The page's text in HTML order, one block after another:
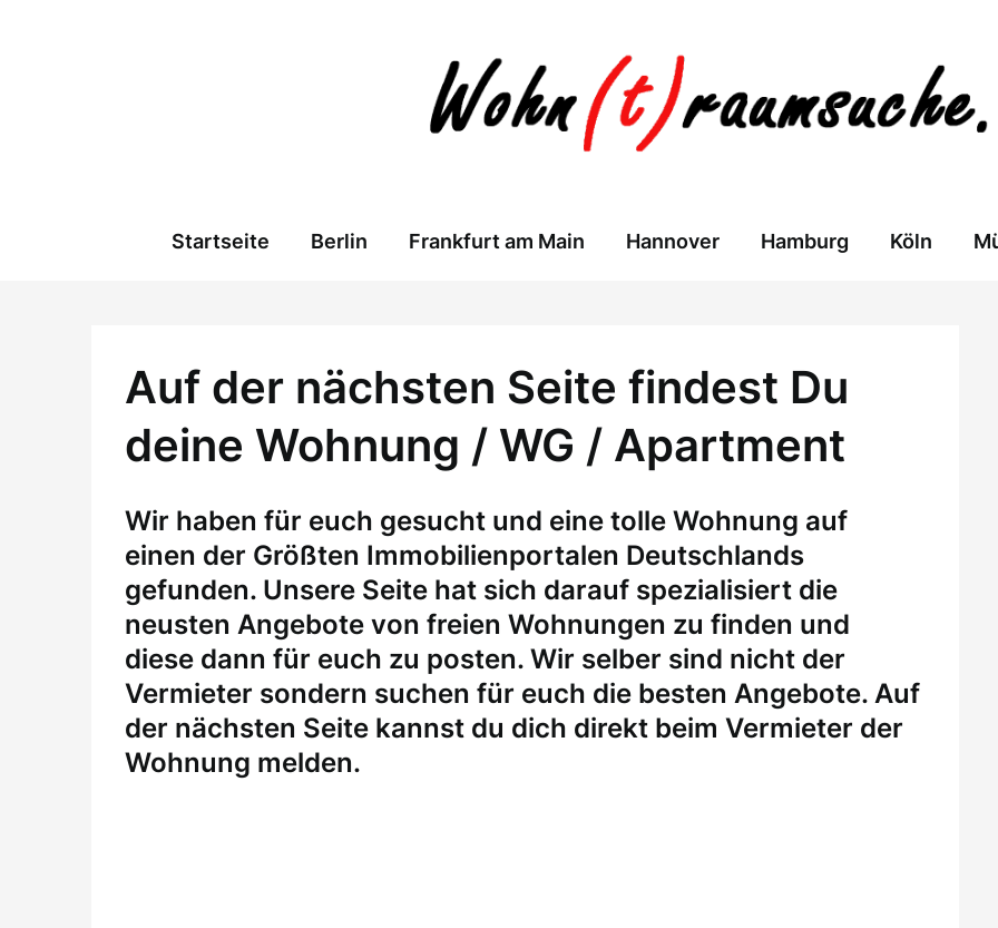
Startseite Berlin Frankfurt am Main Hannover Hamburg Köln
Auf der nächsten Seite findest Du
deine Wohnung / WG / Apartment
Wir haben für euch gesucht und eine tolle Wohnung auf
einen der Größten Immobilienportalen Deutschlands
gefunden. Unsere Seite hat sich darauf spezialisiert die
neusten Angebote von freien Wohnungen zu finden und
diese dann für euch zu posten. Wir selber sind nicht der
Vermieter sondern suchen für euch die besten Angebote. Auf
der nächsten Seite kannst du dich direkt beim Vermieter der
Wohnung melden.